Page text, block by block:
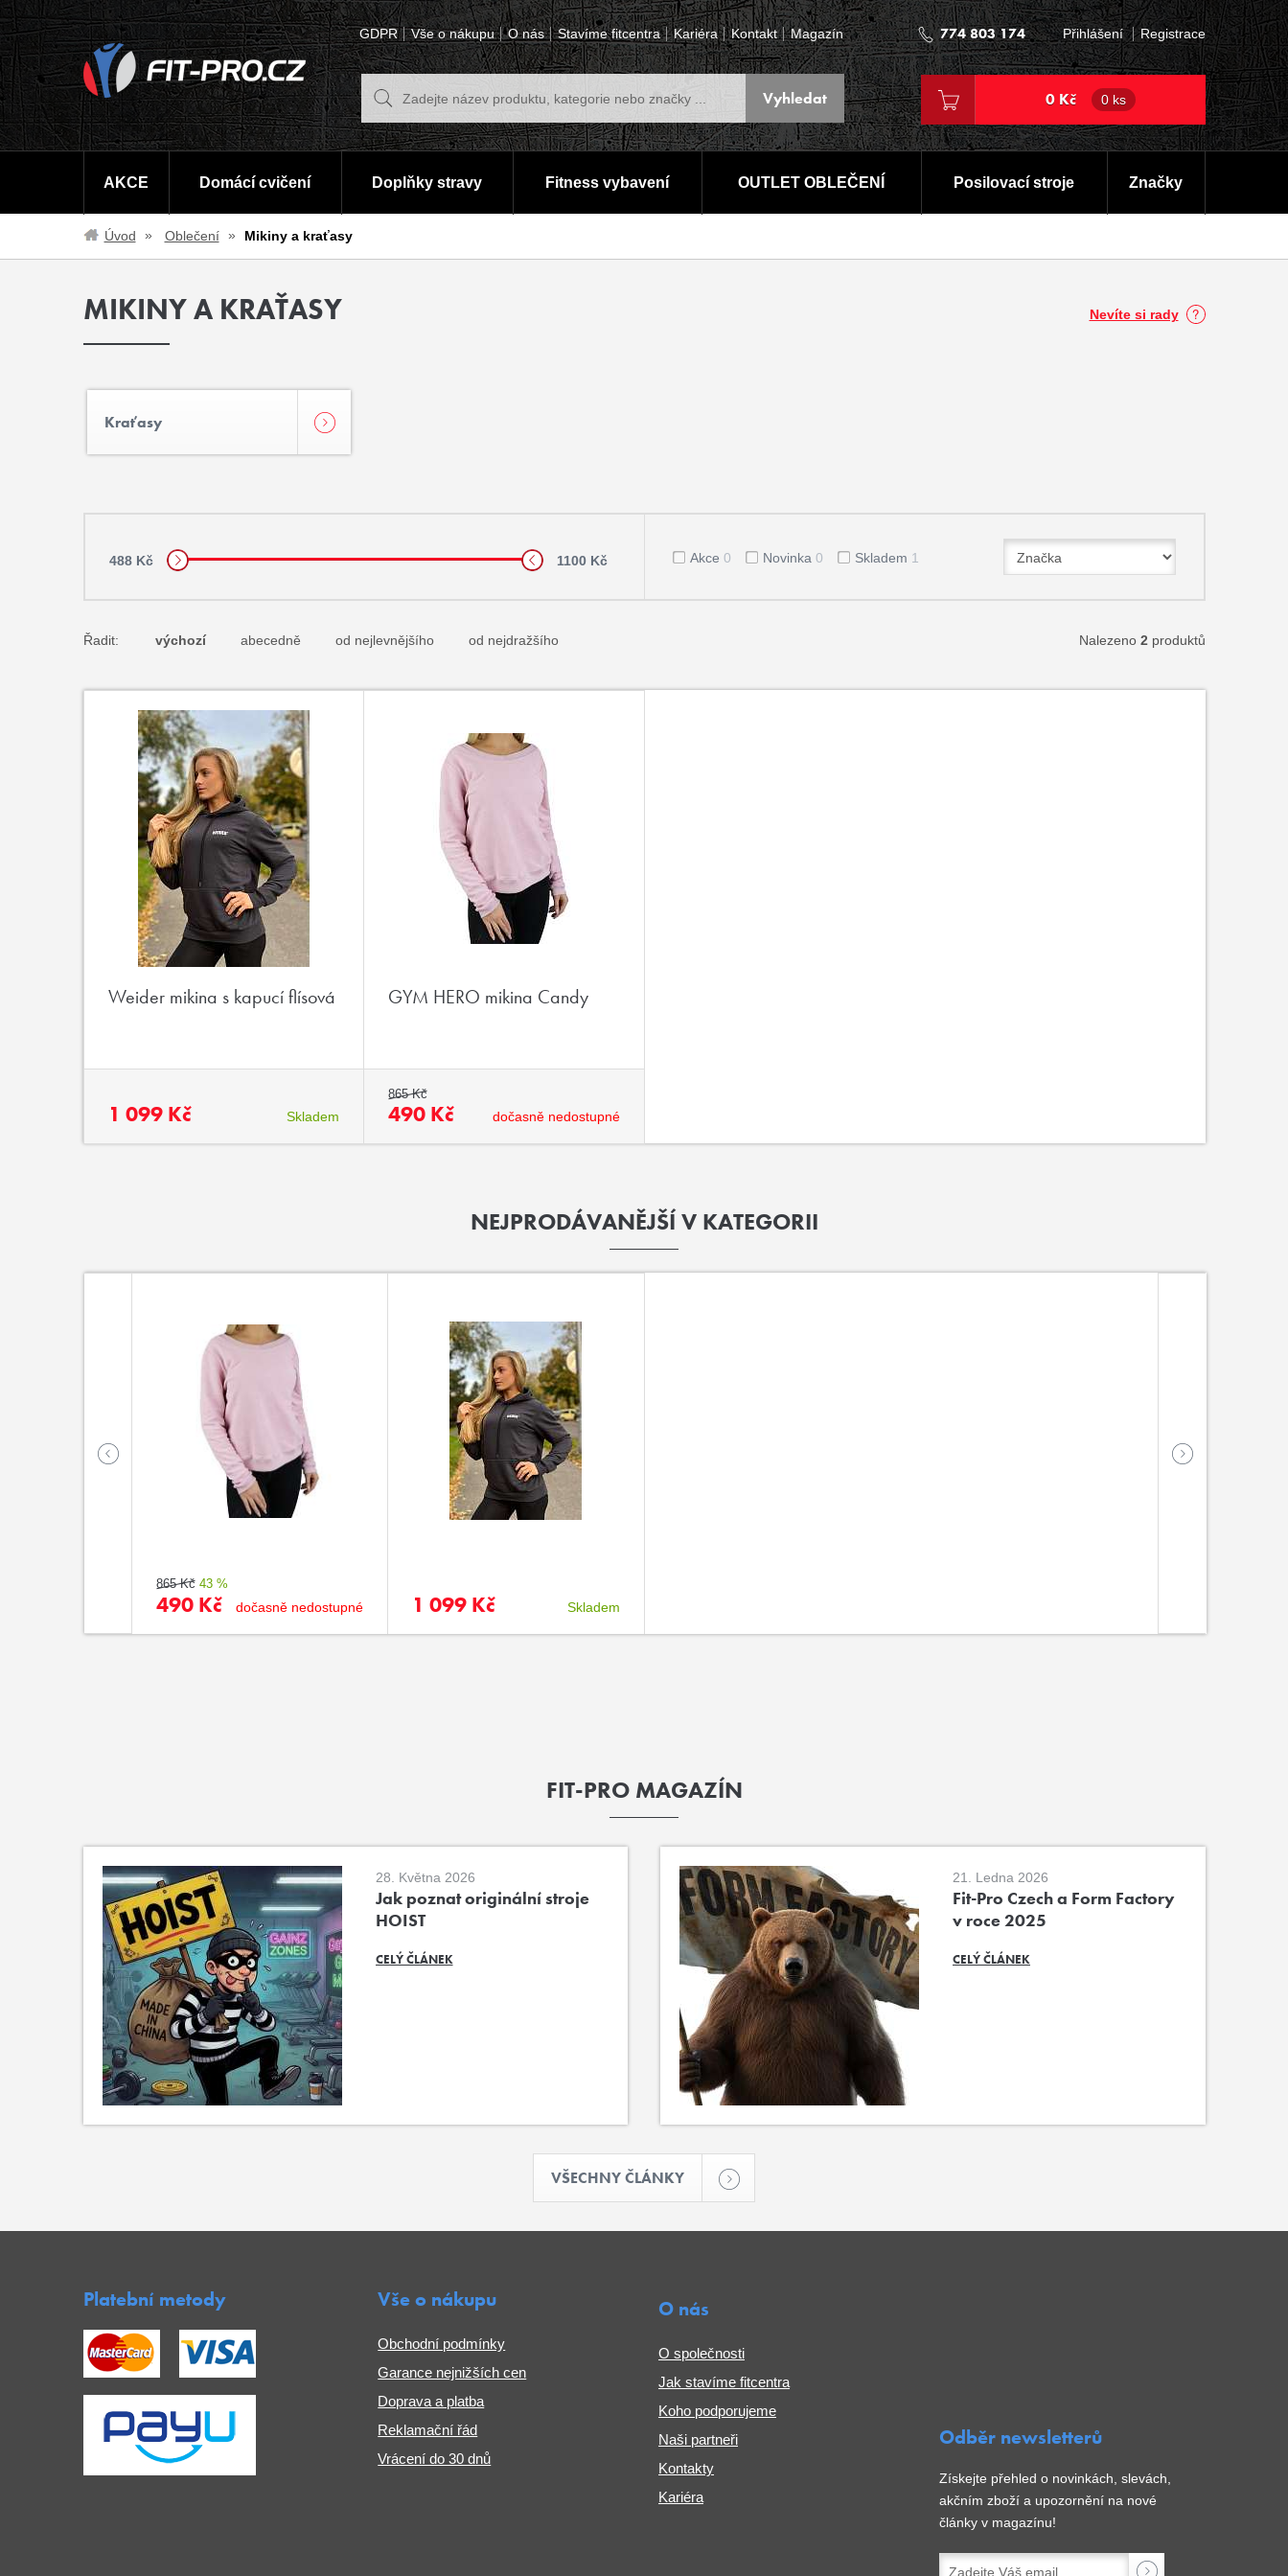
GDPR Vše o nákupu O nás Stavíme fitcentra Kariéra Kontakt Magazín 774 803 174 Přihlášení Registrace
0 Kč 0 ks
AKCE Domácí cvičení Doplňky stravy Fitness vybavení OUTLET OBLEČENÍ Posilovací stroje Značky
Úvod Oblečení Mikiny a kraťasy
MIKINY A KRAŤASY Nevíte si rady
Kraťasy
488 Kč 1100 Kč Akce 0 Novinka 0 Skladem 1
Řadit: výchozí abecedně od nejlevnějšího od nejdražšího Nalezeno 2 produktů
Weider mikina s kapucí flísová
1 099 Kč Skladem
GYM HERO mikina Candy
865 Kč
490 Kč dočasně nedostupné
NEJPRODÁVANĚJŠÍ V KATEGORII
865 Kč 43 %
490 Kč dočasně nedostupné 1 099 Kč Skladem
FIT-PRO MAGAZÍN
28. Května 2026
Jak poznat originální stroje
HOIST
CELÝ ČLÁNEK
21. Ledna 2026
Fit-Pro Czech a Form Factory
v roce 2025
CELÝ ČLÁNEK
VŠECHNY ČLÁNKY
Platební metody Vše o nákupu
Obchodní podmínky
Garance nejnižších cen
Doprava a platba
Reklamační řád
Vrácení do 30 dnů
O nás
O společnosti
Jak stavíme fitcentra
Koho podporujeme
Naši partneři
Kontakty
Kariéra
Odběr newsletterů
Získejte přehled o novinkách, slevách,
akčním zboží a upozornění na nové
články v magazínu!